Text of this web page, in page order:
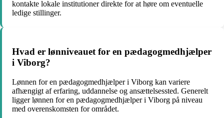
kontakte lokale institutioner direkte for at høre om eventuelle
ledige stillinger.
Hvad er lønniveauet for en pædagogmedhjælper
i Viborg?
Lønnen for en pædagogmedhjælper i Viborg kan variere
afhængigt af erfaring, uddannelse og ansættelsessted. Generelt
ligger lønnen for en pædagogmedhjælper i Viborg på niveau
med overenskomsten for området.